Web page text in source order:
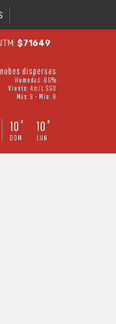
$71649
nubes dispersas
Humedad: 86%
Viento: 4m/s SSO
Máx: 9 • Mín: 8
10 °
DOM
10 °
LUN